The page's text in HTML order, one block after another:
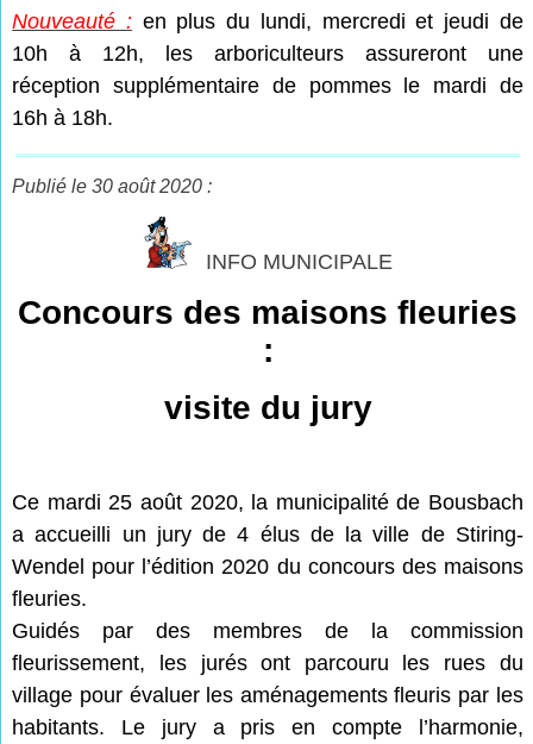
Nouveauté :en plus du lundi, mercredi et jeudi de
10h à 12h, les arboriculteurs assureront une
réception supplémentaire de pommes le mardi de
16h à 18h.
Publié le 30 août 2020 :
INFO MUNICIPALE
Concours des maisons fleuries
:
visite du jury
Ce mardi 25 août 2020, la municipalité de Bousbach
a accueilli un jury de 4 élus de la ville de Stiring-
Wendel pour l’édition 2020 du concours des maisons
fleuries.
Guidés par des membres de la commission
fleurissement, les jurés ont parcouru les rues du
village pour évaluer les aménagements fleuris par les
habitants. Le jury a pris en compte l’harmonie,